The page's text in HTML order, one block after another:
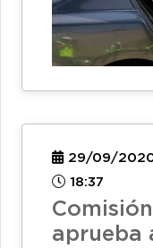
29/09/
18:37
aprueba